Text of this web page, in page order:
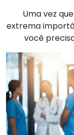
Uma vez
extrema
você